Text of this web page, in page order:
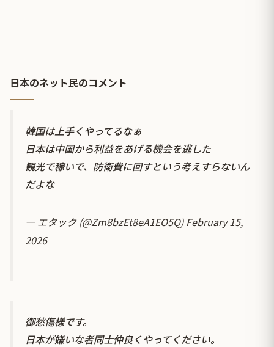
日本のネット民のコメント
韓国は上手くやってるなぁ
日本は中国から利益をあげる機会を逃した
観光で稼いで、防衛費に回すという考えすらないん
だよな
— エタック (@Zm8bzEt8eA1EO5Q)February 15,
2026
御愁傷様です。
日本が嫌いな者同士仲良くやってください。